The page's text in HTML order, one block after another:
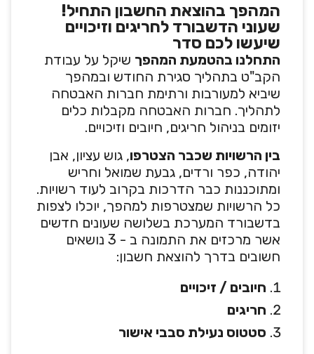
המהפך בהוצאת החשבון התחיל!
שעוני הדשבורד לחריגים וזיכויים
שיעשו לכם סדר
התחלנו בהטמעת המהפך שיקל על עבודת
הקב"ט בתהליך סגירת החודש ובמהפך
שיביא למעורבות ורתימת חברות האבטחה
לתהליך. חברות האבטחה מקבלות כלים
יזומים בניהול חריגים, חיובים וזיכויים.
בין הרשויות שכבר הצטרפו, גוש עציון, אבן
יהודה, כפר ורדים, גבעת שמואל וחריש
ומתוכננות כבר הדרכות בקרוב לעוד רשויות.
כל הרשויות שמצטרפות למהפך, יוכלו לצפות
בדשבורד המערכת בשלושה שעונים חדשים
אשר מרכזים את התמונה ב - 3 נושאים
חשובים בדרך להוצאת חשבון:
חיובים / זיכויים
חריגים
סטטוס נעילת סבבי אישור